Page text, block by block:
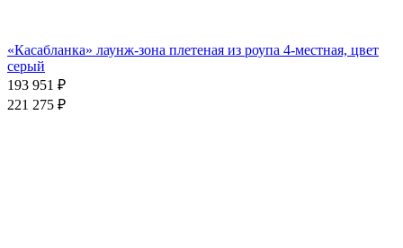
«Касабланка» лаунж-зона плетеная из роупа 4-местная, цвет
серый
193 951 ₽
221 275 ₽